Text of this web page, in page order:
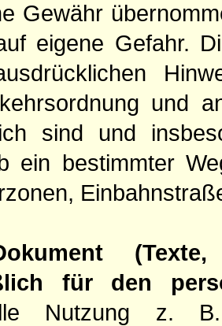
Gewähr
eigene Gefahr.
und
sind und
ein bestimmter
für den
Nutzung z.